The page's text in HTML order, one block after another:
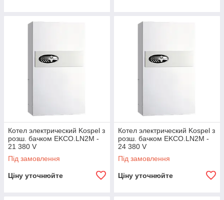
Котел электрический Kospel з
розш. бачком EKCO.LN2M -
21 380 V
Під замовлення
Ціну уточнюйте
Котел электрический Kospel з
розш. бачком EKCO.LN2M -
24 380 V
Під замовлення
Ціну уточнюйте